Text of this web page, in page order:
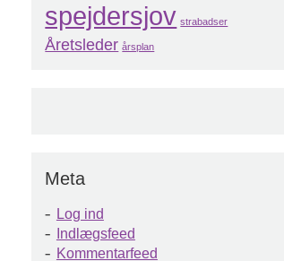
spejdersjov strabadser
Åretsleder årsplan
Meta
Log ind
Indlægsfeed
Kommentarfeed